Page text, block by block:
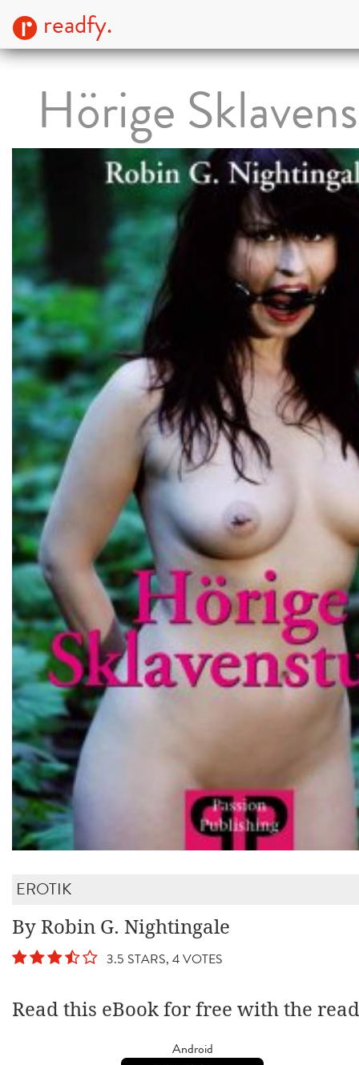
readfy.
Hörige
EROTIK
By Robin G. Nightingale
3.5 STARS, 4 VOTES
Read this eBook for free with the
Android